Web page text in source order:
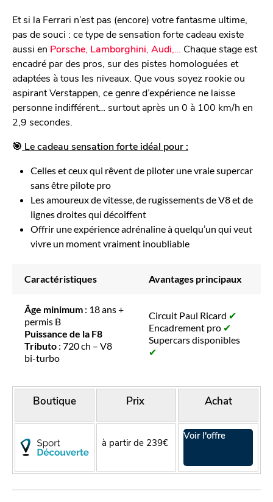
Et si la Ferrari n’est pas (encore) votre fantasme ultime,
pas de souci : ce type de sensation forte cadeau existe
aussi en Porsche Lamborghini Audi
Chaque stage est
encadré par des pros, sur des pistes homologuées et
adaptées à tous les niveaux. Que vous soyez rookie ou
aspirant Verstappen, ce genre d’expérience ne laisse
personne indifférent… surtout après un 0 à 100 km/h en
2,9 secondes.
🎯 Le cadeau sensation forte idéal pour :
Celles et ceux qui rêvent de piloter une vraie supercar
sans être pilote pro
Les amoureux de vitesse, de rugissements de V8 et de
lignes droites qui décoiffent
Offrir une expérience adrénaline à quelqu’un qui veut
vivre un moment vraiment inoubliable
Caractéristiques Avantages principaux
Âge minimum : 18 ans +
permis B
Puissance de la F8
Tributo : 720 ch – V8
bi-turbo
Circuit Paul Ricard ✔
Encadrement pro ✔
Supercars disponibles
✔
Boutique Prix Achat
à partir de 239€
Voir l'offre